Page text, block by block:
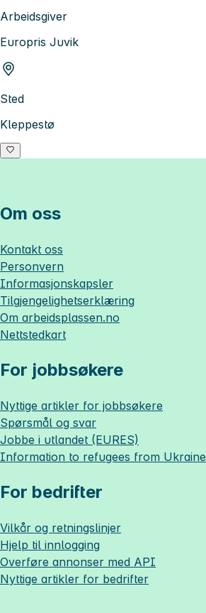
Arbeidsgiver
Europris Juvik
Sted
Kleppestø
Om oss
Kontakt oss
Personvern
Informasjonskapsler
Tilgjengelighetserklæring
Om arbeidsplassen.no
Nettstedkart
For jobbsøkere
Nyttige artikler for jobbsøkere
Spørsmål og svar
Jobbe i utlandet (EURES)
Information to refugees from Ukraine
For bedrifter
Vilkår og retningslinjer
Hjelp til innlogging
Overføre annonser med API
Nyttige artikler for bedrifter